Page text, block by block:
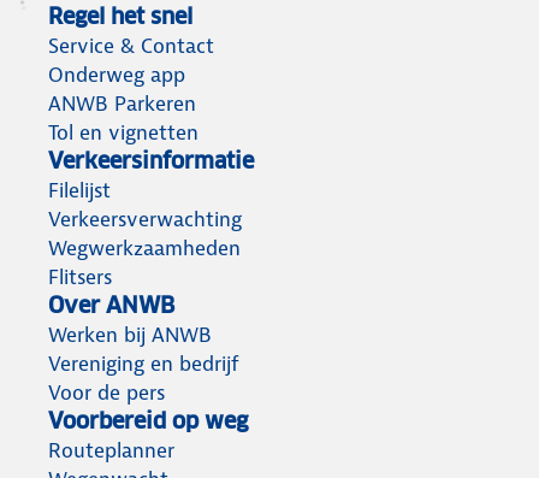
Regel het snel
Service & Contact
Onderweg app
ANWB Parkeren
Tol en vignetten
Verkeersinformatie
Filelijst
Verkeersverwachting
Wegwerkzaamheden
Flitsers
Over ANWB
Werken bij ANWB
Vereniging en bedrijf
Voor de pers
Voorbereid op weg
Routeplanner